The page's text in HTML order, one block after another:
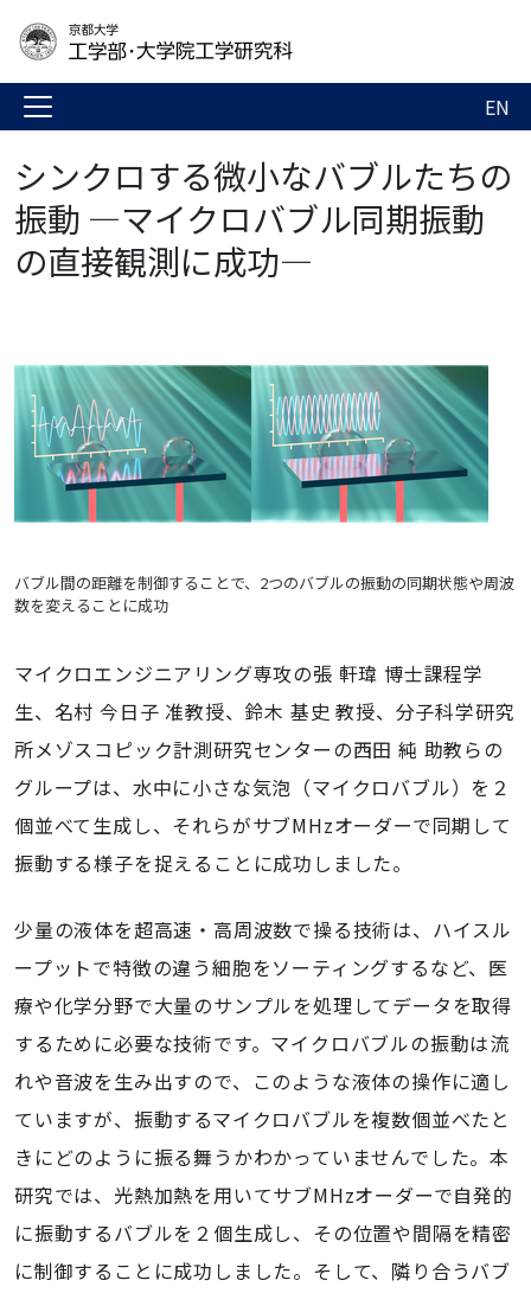
EN
シンクロする微小なバブルたちの
振動 ―マイクロバブル同期振動
の直接観測に成功―
バブル間の距離を制御することで、2つのバブルの振動の同期状態や周波
数を変えることに成功
マイクロエンジニアリング専攻の張 軒瑋 博士課程学
生、名村 今日子 准教授、鈴木 基史 教授、分子科学研究
所メゾスコピック計測研究センターの西田 純 助教らの
グループは、水中に小さな気泡（マイクロバブル）を２
個並べて生成し、それらがサブMHzオーダーで同期して
振動する様子を捉えることに成功しました。
少量の液体を超高速・高周波数で操る技術は、ハイスル
ープットで特徴の違う細胞をソーティングするなど、医
療や化学分野で大量のサンプルを処理してデータを取得
するために必要な技術です。マイクロバブルの振動は流
れや音波を生み出すので、このような液体の操作に適し
ていますが、振動するマイクロバブルを複数個並べたと
きにどのように振る舞うかわかっていませんでした。本
研究では、光熱加熱を用いてサブMHzオーダーで自発的
に振動するバブルを２個生成し、その位置や間隔を精密
に制御することに成功しました。そして、隣り合うバブ